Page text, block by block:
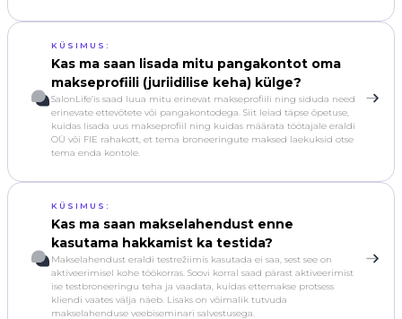
KÜSIMUS:
Kas ma saan lisada mitu pangakontot oma
makseprofiili (juriidilise keha) külge?
SalonLife’is saad luua mitu erinevat makseprofiili ning siduda need
erinevate ettevõtete või pangakontodega. Siit leiad täpse õpetuse,
kuidas lisada uus makseprofiil ning kuidas määrata töötajale eraldi
OÜ või FIE rahakott, et tema broneeringute maksed laekuksid otse
tema enda kontole.
KÜSIMUS:
Kas ma saan makselahendust enne
kasutama hakkamist ka testida?
Makselahendust eraldi testrežiimis kasutada ei saa, sest see on
aktiveerimisel kohe töökorras. Soovi korral saad pärast aktiveerimist
ise testbroneeringu teha ja vaadata, kuidas ettemakse protsess
kliendi vaates välja näeb. Lisaks on võimalik tutvuda
makselahenduse veebiseminari salvestusega.